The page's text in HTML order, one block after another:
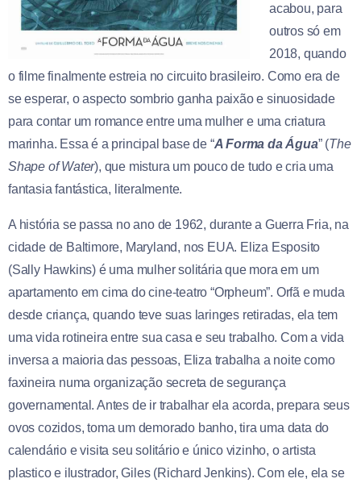
acabou, para
outros só em
2018, quando
o filme finalmente estreia no circuito brasileiro. Como era de
se esperar, o aspecto sombrio ganha paixão e sinuosidade
para contar um romance entre uma mulher e uma criatura
marinha. Essa é a principal base de “A Forma da Água” (The
Shape of Water), que mistura um pouco de tudo e cria uma
fantasia fantástica, literalmente.
A história se passa no ano de 1962, durante a Guerra Fria, na
cidade de Baltimore, Maryland, nos EUA. Eliza Esposito
(Sally Hawkins) é uma mulher solitária que mora em um
apartamento em cima do cine-teatro “Orpheum”. Orfã e muda
desde criança, quando teve suas laringes retiradas, ela tem
uma vida rotineira entre sua casa e seu trabalho. Com a vida
inversa a maioria das pessoas, Eliza trabalha a noite como
faxineira numa organização secreta de segurança
governamental. Antes de ir trabalhar ela acorda, prepara seus
ovos cozidos, toma um demorado banho, tira uma data do
calendário e visita seu solitário e único vizinho, o artista
plastico e ilustrador, Giles (Richard Jenkins). Com ele, ela se